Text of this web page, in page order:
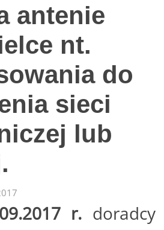
antenie
nt.
do
sieci
lub
r. doradcy